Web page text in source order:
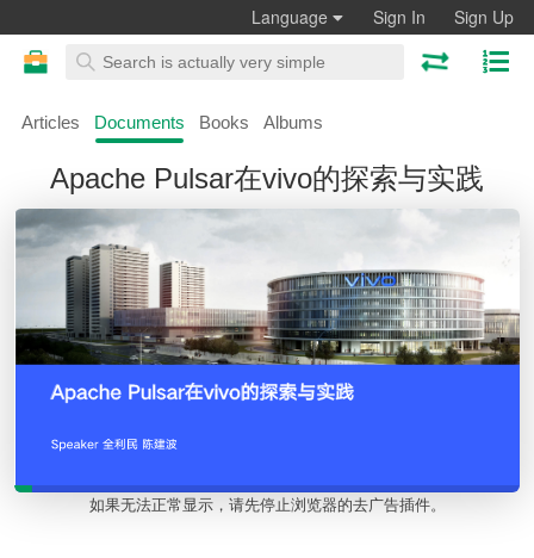
Language Sign In Sign Up
Articles Documents Books Albums
Apache Pulsar在vivo的探索与实践
如果无法正常显示，请先停止浏览器的去广告插件。